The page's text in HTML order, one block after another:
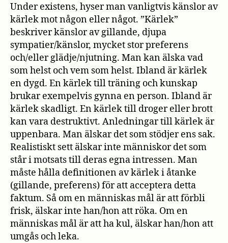
Under existens, hyser man vanligtvis känslor av
kärlek mot någon eller något. ”Kärlek”
beskriver känslor av gillande, djupa
sympatier/känslor, mycket stor preferens
och/eller glädje/njutning. Man kan älska vad
som helst och vem som helst. Ibland är kärlek
en dygd. En kärlek till träning och kunskap
brukar exempelvis gynna en person. Ibland är
kärlek skadligt. En kärlek till droger eller brott
kan vara destruktivt. Anledningar till kärlek är
uppenbara. Man älskar det som stödjer ens sak.
Realistiskt sett älskar inte människor det som
står i motsats till deras egna intressen. Man
måste hålla definitionen av kärlek i åtanke
(gillande, preferens) för att acceptera detta
faktum. Så om en människas mål är att förbli
frisk, älskar inte han/hon att röka. Om en
människas mål är att ha kul, älskar han/hon att
umgås och leka.